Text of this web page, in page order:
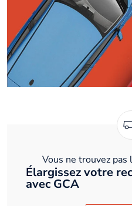
Vous ne trouvez pas
Élargissez votre
avec GCA